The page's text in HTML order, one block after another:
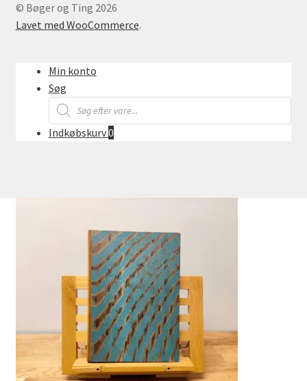
© Bøger og Ting 2026
Lavet med WooCommerce.
Min konto
Søg
Products
search
Indkøbskurv0